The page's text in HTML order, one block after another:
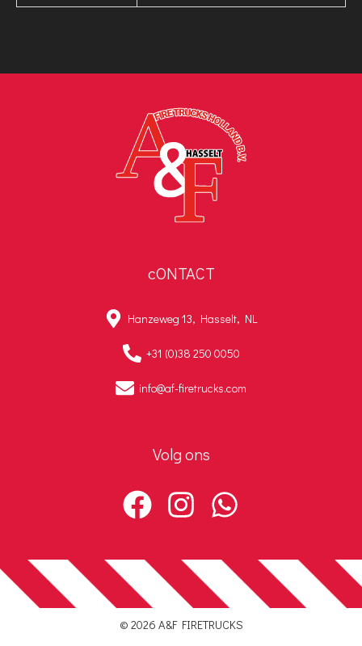
cONTACT
Hanzeweg 13, Hasselt, NL
+31 (0)38 250 0050
info@af-firetrucks.com
Volg ons
© 2026 A&F FIRETRUCKS